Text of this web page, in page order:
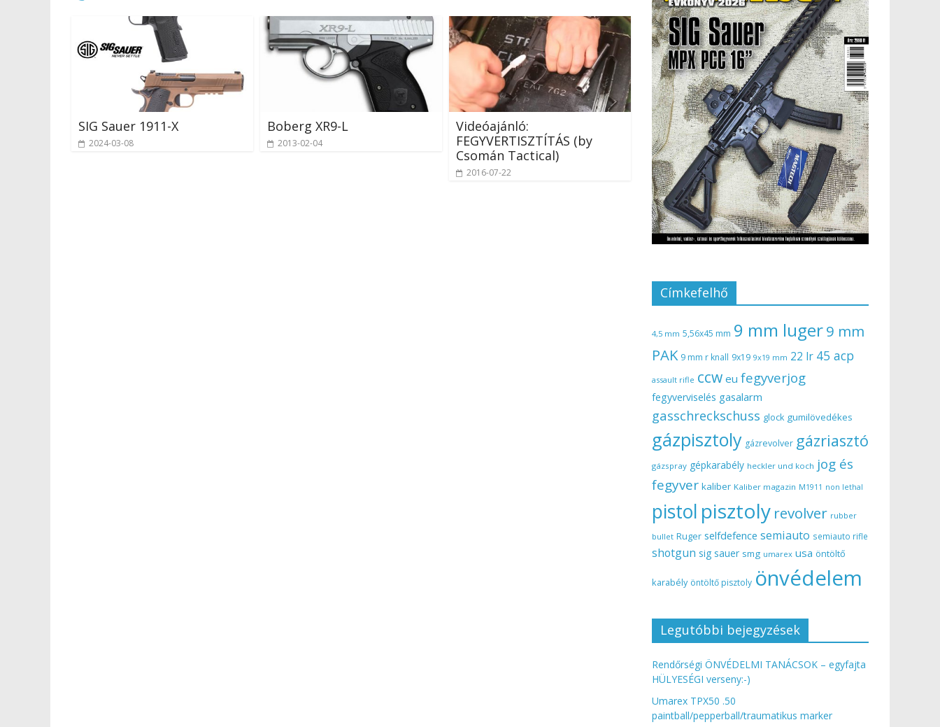
SIG Sauer 1911-X
2024-03-08
Boberg XR9-L
2013-02-04
Videóajánló:
FEGYVERTISZTÍTÁS (by
Csomán Tactical)
2016-07-22
Címkefelhő
4,5 mm 5,56x45 mm 9 mm luger9 mm
PAK 9 mm r knall 9x19 9x19 mm 22 lr 45 acp
assault rifle ccw eu fegyverjog
fegyverviselés gasalarm
gasschreckschuss glock gumilövedékes
gázpisztoly gázrevolver gázriasztó
gázspray gépkarabély heckler und koch jog és
fegyver kaliber Kaliber magazin M1911 non lethal
pistol pisztoly revolver rubber
bullet Ruger selfdefence semiauto semiauto rifle
shotgun sig sauer smg umarex usa öntöltő
karabély öntöltő pisztoly önvédelem
Legutóbbi bejegyzések
Rendőrségi ÖNVÉDELMI TANÁCSOK – egyfajta
HÜLYESÉGI verseny:-)
Umarex TPX50 .50
paintball/pepperball/traumatikus marker